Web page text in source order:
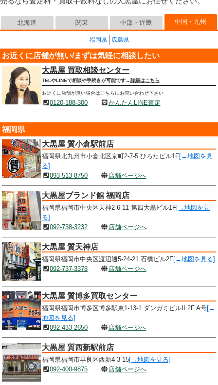
北海道 関東 中部・近畿 中国・九州
福岡県 広島県
お近くに店舗が無い/まずは気軽に相談したい
大黒屋 買取相談センター
TELやLINEで相談や手続きが可能です→詳細はこちら
お近くに店舗が無い場合はこちらにお問い合わせ下さい
0120-188-300 かんたんLINE査定
福岡県
大黒屋 質小倉駅前店
福岡県北九州市小倉北区京町2-7-5 ひろたビル1F[→地図を見
る]
093-513-8750
店舗ページへ
大黒屋ブランド館 福岡店
福岡県福岡市中央区天神2-6-11 第四大黒ビル1F[→地図を見
る]
092-738-3232
店舗ページへ
大黒屋 質天神店
福岡県福岡市中央区渡辺通5-24-21 石橋ビル2F[→地図を見る]
092-737-3378
店舗ページへ
大黒屋 質博多買取センター
福岡県福岡市博多区博多駅東1-13-1 ダンガミビルII 2F A号[→
地図を見る]
092-433-2650
店舗ページへ
大黒屋 質西新駅前店
福岡県福岡市早良区西新4-3-15[→地図を見る]
092-400-9875
店舗ページへ